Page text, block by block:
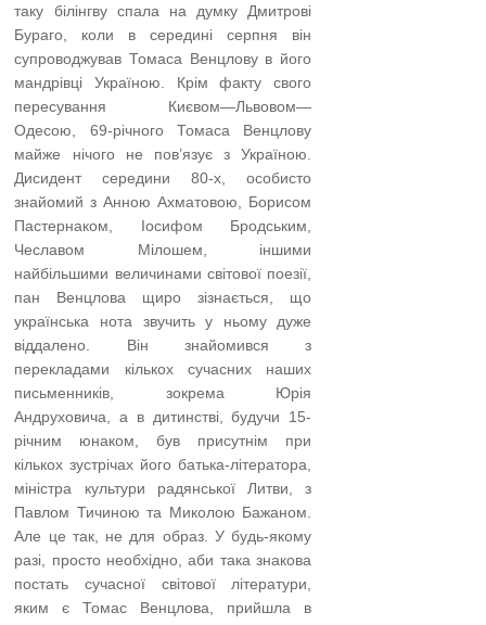
таку білінгву спала на думку Дмитрові
Бураго, коли в середині серпня він
супроводжував Томаса Венцлову в його
мандрівці Україною. Крім факту свого
пересування Києвом—Львовом—
Одесою, 69-річного Томаса Венцлову
майже нічого не пов’язує з Україною.
Дисидент середини 80-х, особисто
знайомий з Анною Ахматовою, Борисом
Пастернаком, Іосифом Бродським,
Чеславом Мілошем, іншими
найбільшими величинами світової поезії,
пан Венцлова щиро зізнається, що
українська нота звучить у ньому дуже
віддалено. Він знайомився з
перекладами кількох сучасних наших
письменників, зокрема Юрія
Андруховича, а в дитинстві, будучи 15-
річним юнаком, був присутнім при
кількох зустрічах його батька-літератора,
міністра культури радянської Литви, з
Павлом Тичиною та Миколою Бажаном.
Але це так, не для образ. У будь-якому
разі, просто необхідно, аби така знакова
постать сучасної світової літератури,
яким є Томас Венцлова, прийшла в